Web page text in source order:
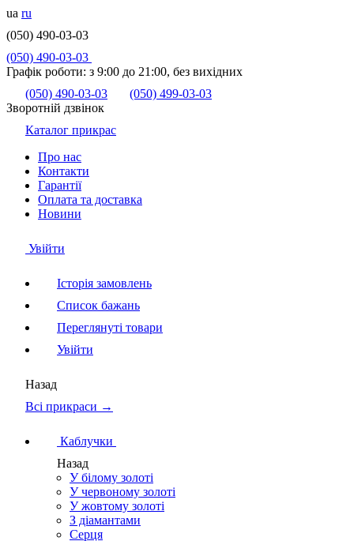
ua ru
(050) 490-03-03
(050) 490-03-03
Графік роботи: з 9:00 до 21:00, без вихідних
(050) 490-03-03
(050) 499-03-03
Зворотній дзвінок
Каталог прикрас
Про нас
Контакти
Гарантії
Оплата та доставка
Новини
Увійти
Історія замовлень
Список бажань
Переглянуті товари
Увійти
Назад
Всі прикраси →
Каблучки
Назад
У білому золоті
У червоному золоті
У жовтому золоті
З діамантами
Серця